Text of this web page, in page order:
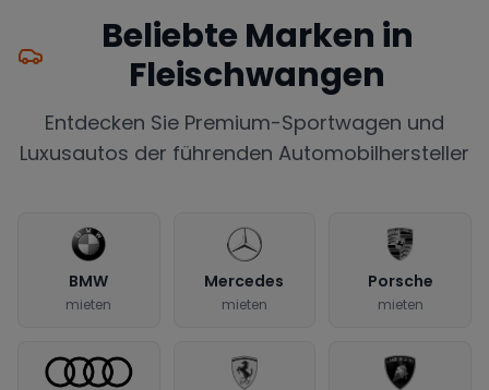
Beliebte Marken in
Fleischwangen
Entdecken Sie Premium-Sportwagen und
Luxusautos der führenden Automobilhersteller
BMW
mieten
Mercedes
mieten
Porsche
mieten